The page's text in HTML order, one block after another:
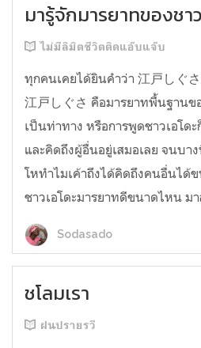
มารู้จักมารยาทของชา
ไม่มีลิมิตชีวิตติดแอ๊บแจ๊บ
ทุกคนเคยได้ยินคำว่า 江戸しぐ
江戸しぐさ คือมารยาทพื้นฐานข
เป็นท่าทาง หรือการพูดชาวเอโดะ
และคิดถึงผู้อื่นอยู่เสมอเลย จนบา
โหทำไมเค้าถึงได้คิดถึงคนอื่นได้
ชาวเอโดะมารยาทดีขนาดไหน ม
Sodasado
ชโลมเรา
ฝนปรายรวี